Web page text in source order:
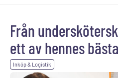
Från
ett av hennes
Inköp & Logistik